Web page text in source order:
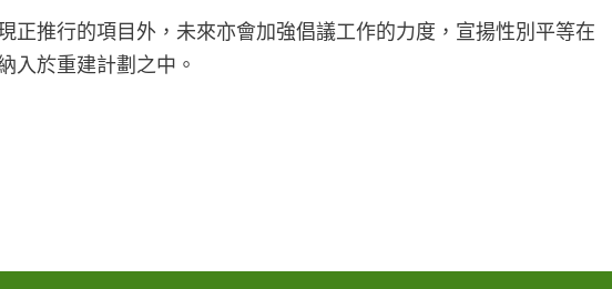
推行的項目外，未來亦會加強倡議工作的力度，宣揚性別平等在
入於重建計劃之中。